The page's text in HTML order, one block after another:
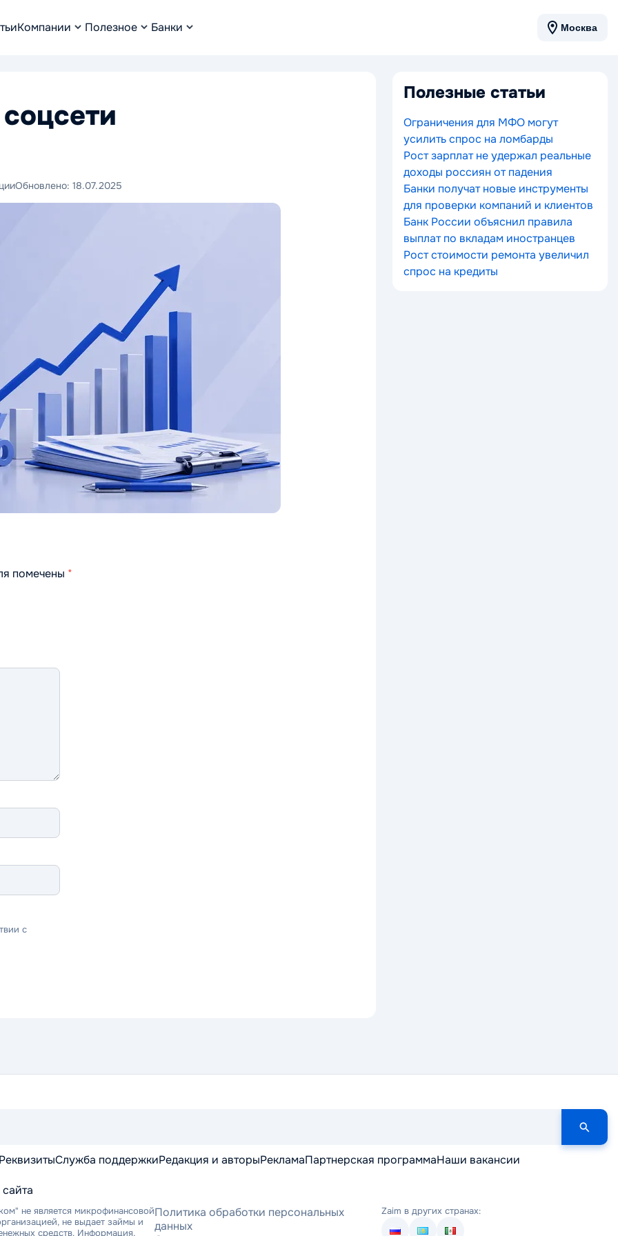
Компании Полезное Банки Москва
Обновлено: 18.07.2025
помечены *
с
Полезные статьи
Ограничения для МФО могут
усилить спрос на ломбарды
Рост зарплат не удержал реальные
доходы россиян от падения
Банки получат новые инструменты
для проверки компаний и клиентов
Банк России объяснил правила
выплат по вкладам иностранцев
Рост стоимости ремонта увеличил
спрос на кредиты
РеквизитыСлужба поддержкиРедакция и авторыРекламаПартнерская программаНаши вакансии
не является микрофинансовой
не выдает займы и
средств. Информация,
Политика обработки персональных
данных
Zaim в других странах: